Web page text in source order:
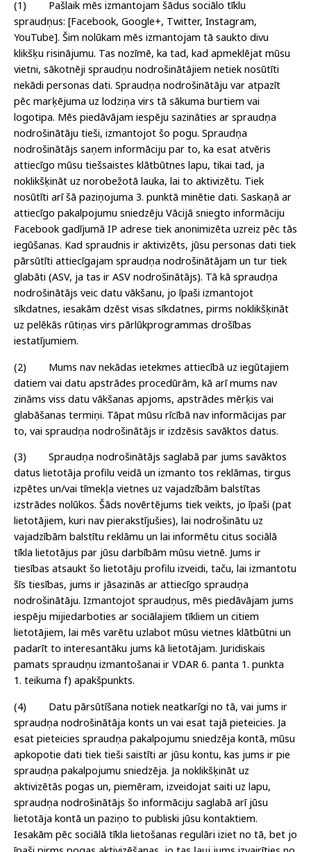
(1) Pašlaik mēs izmantojam šādus sociālo tīklu
spraudņus: [Facebook, Google+, Twitter, Instagram,
YouTube]. Šim nolūkam mēs izmantojam tā saukto divu
klikšķu risinājumu. Tas nozīmē, ka tad, kad apmeklējat mūsu
vietni, sākotnēji spraudņu nodrošinātājiem netiek nosūtīti
nekādi personas dati. Spraudņa nodrošinātāju var atpazīt
pēc marķējuma uz lodziņa virs tā sākuma burtiem vai
logotipa. Mēs piedāvājam iespēju sazināties ar spraudņa
nodrošinātāju tieši, izmantojot šo pogu. Spraudņa
nodrošinātājs saņem informāciju par to, ka esat atvēris
attiecīgo mūsu tiešsaistes klātbūtnes lapu, tikai tad, ja
noklikšķināt uz norobežotā lauka, lai to aktivizētu. Tiek
nosūtīti arī šā paziņojuma 3. punktā minētie dati. Saskaņā ar
attiecīgo pakalpojumu sniedzēju Vācijā sniegto informāciju
Facebook gadījumā IP adrese tiek anonimizēta uzreiz pēc tās
iegūšanas. Kad spraudnis ir aktivizēts, jūsu personas dati tiek
pārsūtīti attiecīgajam spraudņa nodrošinātājam un tur tiek
glabāti (ASV, ja tas ir ASV nodrošinātājs). Tā kā spraudņa
nodrošinātājs veic datu vākšanu, jo īpaši izmantojot
sīkdatnes, iesakām dzēst visas sīkdatnes, pirms noklikšķināt
uz pelēkās rūtiņas virs pārlūkprogrammas drošības
iestatījumiem.
(2) Mums nav nekādas ietekmes attiecībā uz iegūtajiem
datiem vai datu apstrādes procedūrām, kā arī mums nav
zināms viss datu vākšanas apjoms, apstrādes mērķis vai
glabāšanas termiņi. Tāpat mūsu rīcībā nav informācijas par
to, vai spraudņa nodrošinātājs ir izdzēsis savāktos datus.
(3) Spraudņa nodrošinātājs saglabā par jums savāktos
datus lietotāja profilu veidā un izmanto tos reklāmas, tirgus
izpētes un/vai tīmekļa vietnes uz vajadzībām balstītas
izstrādes nolūkos. Šāds novērtējums tiek veikts, jo īpaši (pat
lietotājiem, kuri nav pierakstījušies), lai nodrošinātu uz
vajadzībām balstītu reklāmu un lai informētu citus sociālā
tīkla lietotājus par jūsu darbībām mūsu vietnē. Jums ir
tiesības atsaukt šo lietotāju profilu izveidi, taču, lai izmantotu
šīs tiesības, jums ir jāsazinās ar attiecīgo spraudņa
nodrošinātāju. Izmantojot spraudņus, mēs piedāvājam jums
iespēju mijiedarboties ar sociālajiem tīkliem un citiem
lietotājiem, lai mēs varētu uzlabot mūsu vietnes klātbūtni un
padarīt to interesantāku jums kā lietotājam. Juridiskais
pamats spraudņu izmantošanai ir VDAR 6. panta 1. punkta
1. teikuma f) apakšpunkts.
(4) Datu pārsūtīšana notiek neatkarīgi no tā, vai jums ir
spraudņa nodrošinātāja konts un vai esat tajā pieteicies. Ja
esat pieteicies spraudņa pakalpojumu sniedzēja kontā, mūsu
apkopotie dati tiek tieši saistīti ar jūsu kontu, kas jums ir pie
spraudņa pakalpojumu sniedzēja. Ja noklikšķināt uz
aktivizētās pogas un, piemēram, izveidojat saiti uz lapu,
spraudņa nodrošinātājs šo informāciju saglabā arī jūsu
lietotāja kontā un paziņo to publiski jūsu kontaktiem.
Iesakām pēc sociālā tīkla lietošanas regulāri iziet no tā, bet jo